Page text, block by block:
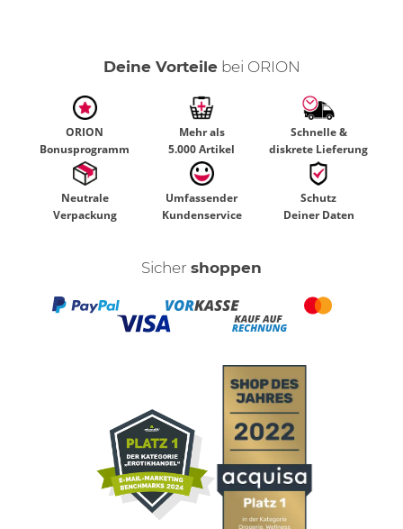
Deine Vorteilebei ORION
ORION
Bonusprogramm
Mehr als
5.000 Artikel
Schnelle &
diskrete Lieferung
Neutrale
Verpackung
Umfassender
Kundenservice
Schutz
Deiner Daten
Sicher shoppen